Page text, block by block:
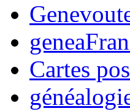
Cartes